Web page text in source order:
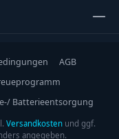
AGB
Batterieentsorgung
Versandkosten und ggf.
angegeben.